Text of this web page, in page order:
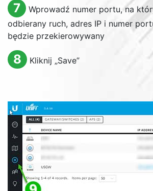
7
Wprowadź numer portu, na
odbierany ruch, adres IP i numer
będzie przekierowywany
8 Kliknij „Save”